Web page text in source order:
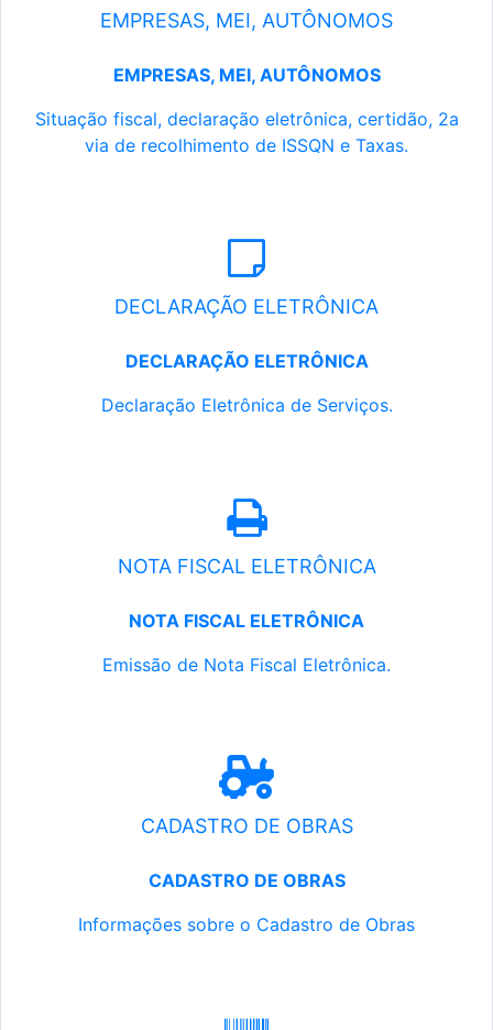
EMPRESAS, MEI, AUTÔNOMOS
EMPRESAS, MEI, AUTÔNOMOS
Situação fiscal, declaração eletrônica, certidão, 2a
via de recolhimento de ISSQN e Taxas.
DECLARAÇÃO ELETRÔNICA
DECLARAÇÃO ELETRÔNICA
Declaração Eletrônica de Serviços.
NOTA FISCAL ELETRÔNICA
NOTA FISCAL ELETRÔNICA
Emissão de Nota Fiscal Eletrônica.
CADASTRO DE OBRAS
CADASTRO DE OBRAS
Informações sobre o Cadastro de Obras